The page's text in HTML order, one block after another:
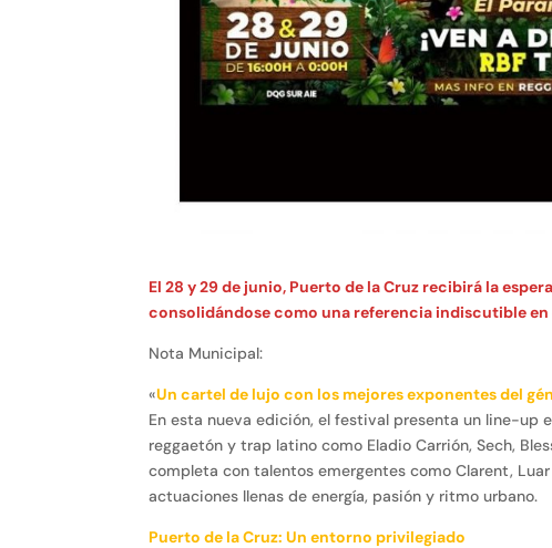
El 28 y 29 de junio, Puerto de la Cruz recibirá la
consolidándose como una referencia indiscutible
Nota Municipal:
«Un cartel de lujo con los mejores exponentes del
En esta nueva edición, el festival presenta un line-up
reggaetón y trap latino como Eladio Carrión, Sech,
completa con talentos emergentes como Clarent,
actuaciones llenas de energía, pasión y ritmo urbano.
Puerto de la Cruz: Un entorno privilegiado